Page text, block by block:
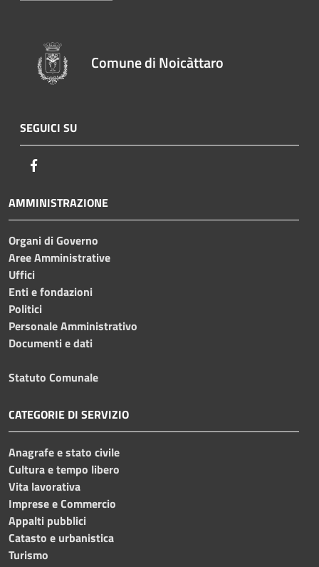
Comune di Noicàttaro
SEGUICI SU
AMMINISTRAZIONE
Organi di Governo
Aree Amministrative
Uffici
Enti e fondazioni
Politici
Personale Amministrativo
Documenti e dati
Statuto Comunale
CATEGORIE DI SERVIZIO
Anagrafe e stato civile
Cultura e tempo libero
Vita lavorativa
Imprese e Commercio
Appalti pubblici
Catasto e urbanistica
Turismo